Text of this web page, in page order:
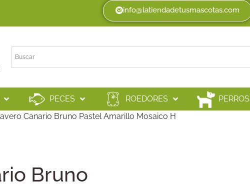
info@latiendadetusmascotas.com
PECES ROEDORES PERROS
Canario Bruno Pastel Amarillo Mosaico H
Bruno